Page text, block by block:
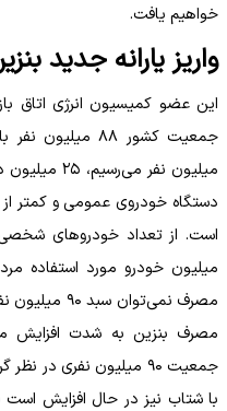
خواهیم یافت.
واریز یارانه جدید
این عضو کمیسیون انرژی اتاق
میلیون خودرو مورد استفاده
مصرف
مصرف بنزین به شدت افزایش
جمعیت ۹۰ میلیون نفری
با شتاب نیز در حال افزایش